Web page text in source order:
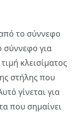
το σύννεφο
σύννεφο για
κλεισίματος
στήλης που
γίνεται για
που σημαίνει